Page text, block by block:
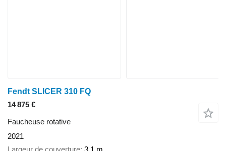
Fendt SLICER 310 FQ
14 875 €
Faucheuse rotative
2021